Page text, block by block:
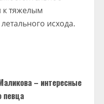
к тяжелым
исхода.
– интересные
певца